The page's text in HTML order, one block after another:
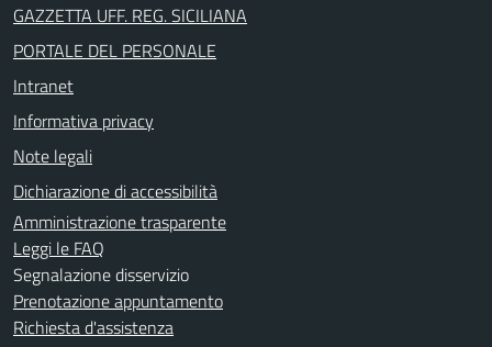
GAZZETTA UFF. REG. SICILIANA
PORTALE DEL PERSONALE
Intranet
Informativa privacy
Note legali
Dichiarazione di accessibilità
Amministrazione trasparente
Leggi le FAQ
Segnalazione disservizio
Prenotazione appuntamento
Richiesta d'assistenza